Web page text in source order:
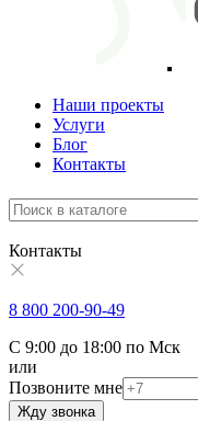
Наши проекты
Услуги
Блог
Контакты
Контакты
8 800 200-90-49
С 9:00 до 18:00 по Мск
или
Позвоните мне
Жду звонка